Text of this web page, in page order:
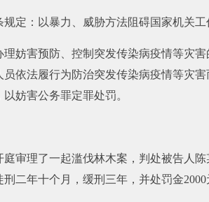
规定：以暴力、威胁方法阻碍国家机关
理妨害预防、控制突发传染病疫情等灾
依法履行为防治突发传染病疫情等灾
妨害公务罪定罪处罚。
审理了一起滥伐林木案，判处被告人
二年十个月，缓刑三年，并处罚金2000